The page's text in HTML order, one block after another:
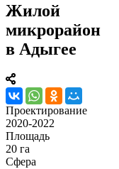
Жилой
микрорайон
в Адыгее
Проектирование
2020-2022
Площадь
20 га
Сфера